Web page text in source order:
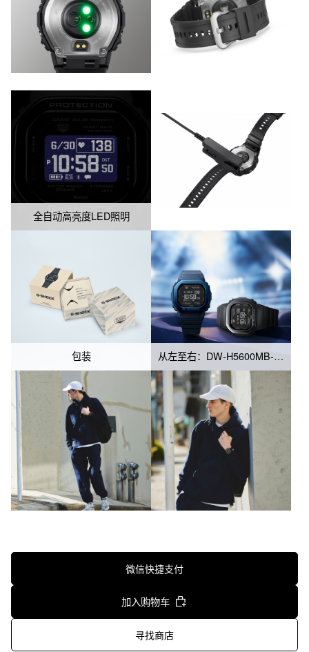
全自动高亮度LED照明
包装 从左至右：DW-H5600MB-2、DW-H5600MB-1
微信快捷支付
加入购物车
寻找商店